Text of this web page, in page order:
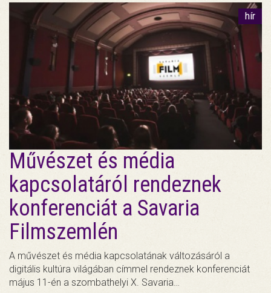
hír
Művészet és média
kapcsolatáról rendeznek
konferenciát a Savaria
Filmszemlén
A művészet és média kapcsolatának változásáról a
digitális kultúra világában címmel rendeznek konferenciát
május 11-én a szombathelyi X. Savaria…